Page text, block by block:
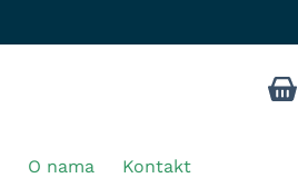
O nama Kontakt